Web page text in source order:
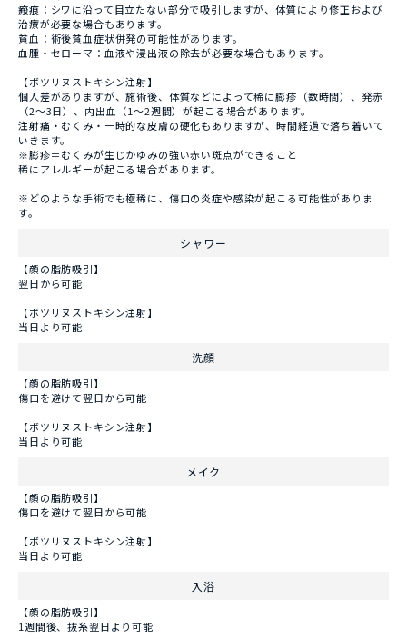
瘢痕：シワに沿って目立たない部分で吸引しますが、体質により修正および
治療が必要な場合もあります。
貧血：術後貧血症状併発の可能性があります。
血腫・セローマ：血液や浸出液の除去が必要な場合もあります。
【ボツリヌストキシン注射】
個人差がありますが、施術後、体質などによって稀に膨疹（数時間）、発赤
（2～3日）、内出血（1～2週間）が起こる場合があります。
注射痛・むくみ・一時的な皮膚の硬化もありますが、時間経過で落ち着いて
いきます。
※膨疹＝むくみが生じかゆみの強い赤い斑点ができること
稀にアレルギーが起こる場合があります。
※どのような手術でも極稀に、傷口の炎症や感染が起こる可能性がありま
す。
シャワー
【顔の脂肪吸引】
翌日から可能
【ボツリヌストキシン注射】
当日より可能
洗顔
【顔の脂肪吸引】
傷口を避けて翌日から可能
【ボツリヌストキシン注射】
当日より可能
メイク
【顔の脂肪吸引】
傷口を避けて翌日から可能
【ボツリヌストキシン注射】
当日より可能
入浴
【顔の脂肪吸引】
1週間後、抜糸翌日より可能